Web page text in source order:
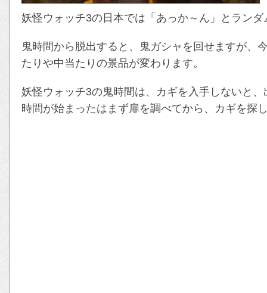
妖怪ウォッチ3の日本では「あっか～ん」とラン
鬼時間から脱出すると、鬼ガシャを回せますが、
たりや中当たりの景品が変わります。
妖怪ウォッチ3の鬼時間は、カギを入手しないと
時間が始まったはまず扉を調べてから、カギを探